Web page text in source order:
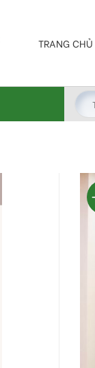
TRANG CHỦ